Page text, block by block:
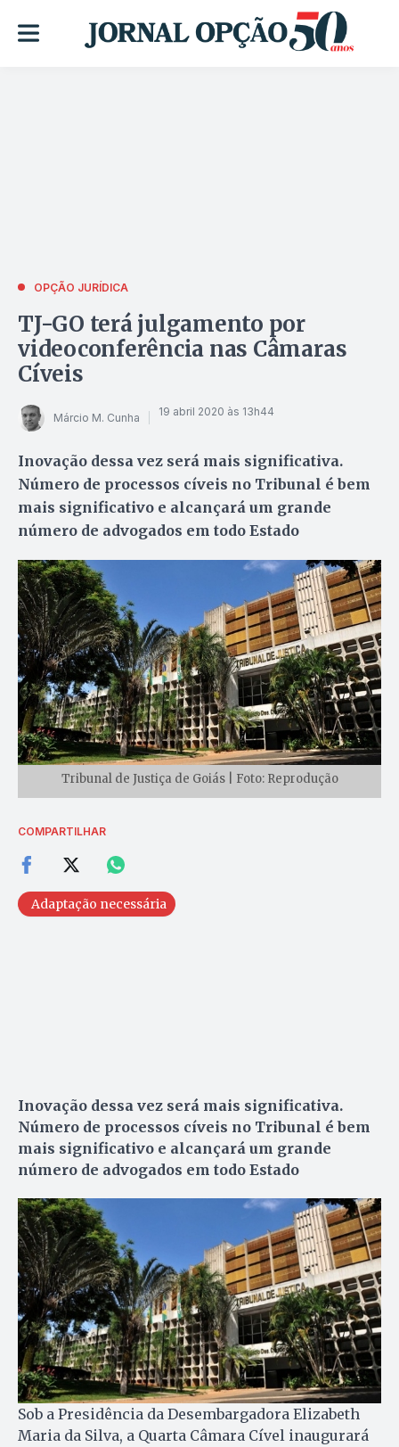
OPÇÃO JURÍDICA
TJ-GO terá julgamento por
videoconferência nas Câmaras
Cíveis
Márcio M. Cunha 19 abril 2020 às 13h44
Inovação dessa vez será mais significativa.
Número de processos cíveis no Tribunal é bem
mais significativo e alcançará um grande
número de advogados em todo Estado
Tribunal de Justiça de Goiás | Foto: Reprodução
COMPARTILHAR
Adaptação necessária
Inovação dessa vez será mais significativa.
Número de processos cíveis no Tribunal é bem
mais significativo e alcançará um grande
número de advogados em todo Estado
Sob a Presidência da Desembargadora Elizabeth
Maria da Silva, a Quarta Câmara Cível inaugurará